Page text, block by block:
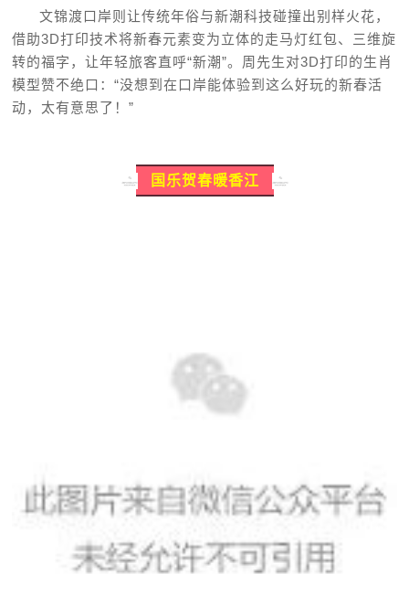
文锦渡口岸则让传统年俗与新潮科技碰撞出别样火花，
借助3D打印技术将新春元素变为立体的走马灯红包、三维旋
转的福字，让年轻旅客直呼“新潮”。周先生对3D打印的生肖
模型赞不绝口：“没想到在口岸能体验到这么好玩的新春活
动，太有意思了！”
国乐贺春暖香江